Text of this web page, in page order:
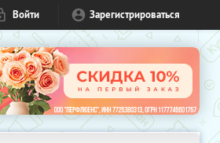
Войти Зарегистрироваться